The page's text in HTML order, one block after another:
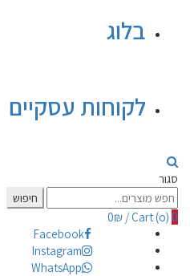
בלוג
לקוחות עסקיים
סגור
Search
for:
חיפוש
Cart (o) 0
/
0₪
Facebook
Instagram
WhatsApp